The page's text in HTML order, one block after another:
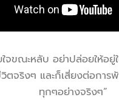
จขณะหลับ อย่าปล่อยให้อยู่ใ
ตจริงๆ และก็เสี่ยงต่อกา
ทุกๆอย่างจริงๆ”